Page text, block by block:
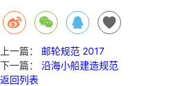
上一篇：
邮轮规范 2017
下一篇：
沿海小船建造规范
返回列表